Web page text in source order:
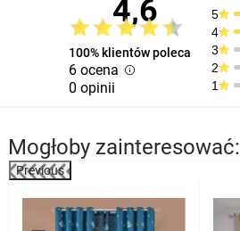
4,6
100% klientów poleca
6 ocena
0 opinii
5
4
3
2
1
Mogłoby zainteresować:
Previous